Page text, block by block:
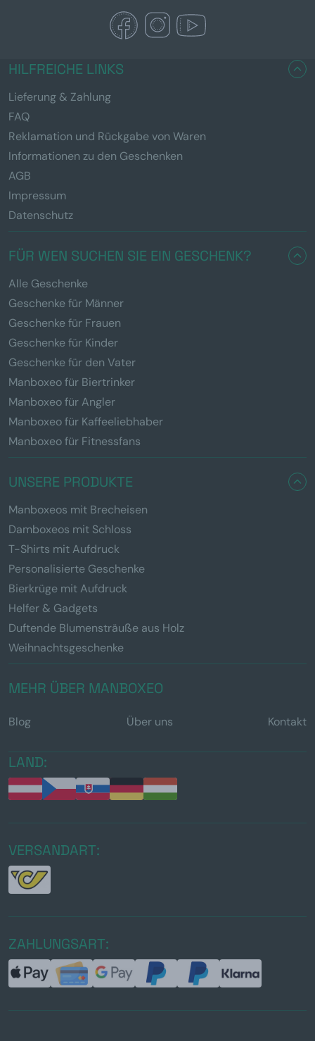
HILFREICHE LINKS
Lieferung & Zahlung
FAQ
Reklamation und Rückgabe von Waren
Informationen zu den Geschenken
AGB
Impressum
Datenschutz
FÜR WEN SUCHEN SIE EIN GESCHENK?
Alle Geschenke
Geschenke für Männer
Geschenke für Frauen
Geschenke für Kinder
Geschenke für den Vater
Manboxeo für Biertrinker
Manboxeo für Angler
Manboxeo für Kaffeeliebhaber
Manboxeo für Fitnessfans
UNSERE PRODUKTE
Manboxeos mit Brecheisen
Damboxeos mit Schloss
T-Shirts mit Aufdruck
Personalisierte Geschenke
Bierkrüge mit Aufdruck
Helfer & Gadgets
Duftende Blumensträuße aus Holz
Weihnachtsgeschenke
MEHR ÜBER MANBOXEO
Blog Über uns Kontakt
LAND:
VERSANDART:
ZAHLUNGSART: